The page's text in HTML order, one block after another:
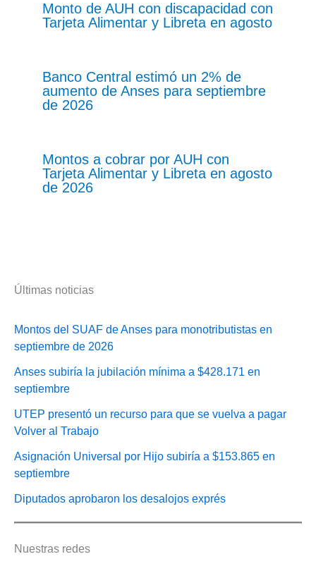
Monto de AUH con discapacidad con
Tarjeta Alimentar y Libreta en agosto
Banco Central estimó un 2% de
aumento de Anses para septiembre
de 2026
Montos a cobrar por AUH con
Tarjeta Alimentar y Libreta en agosto
de 2026
Últimas noticias
Montos del SUAF de Anses para monotributistas en
septiembre de 2026
Anses subiría la jubilación mínima a $428.171 en
septiembre
UTEP presentó un recurso para que se vuelva a pagar
Volver al Trabajo
Asignación Universal por Hijo subiría a $153.865 en
septiembre
Diputados aprobaron los desalojos exprés
Nuestras redes